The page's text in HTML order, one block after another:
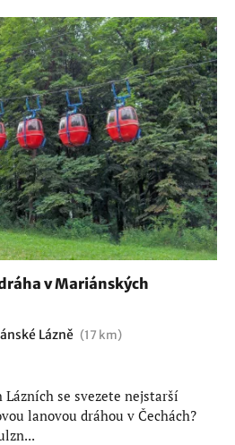
v Mariánských
Lázně (17 km)
se svezete nejstarší
lanovou dráhou v Čechách?